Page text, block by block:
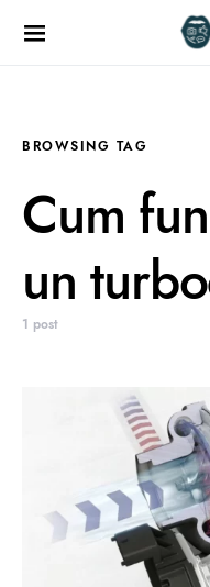
BROWSING TAG
Cum
un
1 post